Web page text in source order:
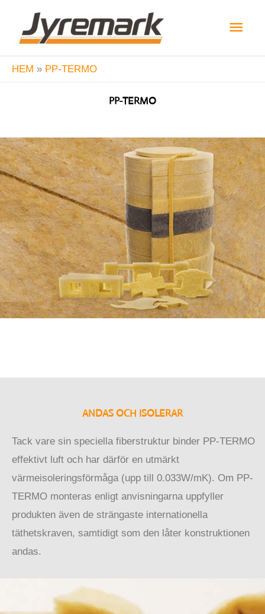
innehåll
HEM PP-TERMO
PP-TERMO
ANDAS OCH ISOLERAR
Tack vare sin speciella fiberstruktur binder PP-TERMO
effektivt luft och har därför en utmärkt
värmeisoleringsförmåga (upp till 0.033W/mK). Om PP-
TERMO monteras enligt anvisningarna uppfyller
produkten även de strängaste internationella
täthetskraven, samtidigt som den låter konstruktionen
andas.